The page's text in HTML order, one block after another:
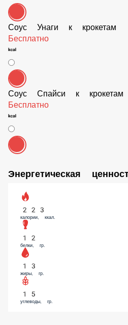
Соус Унаги к крокетам 20гр
Бесплатно
Соус Спайси к крокетам 20гр
Энергетическая ценность
223
калории, ккал.
12
белки, гр.
13
жиры, гр.